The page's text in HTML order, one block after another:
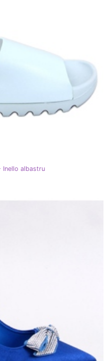
Inello albastru